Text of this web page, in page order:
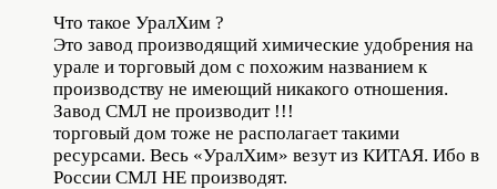
Что такое УралХим ?
Это завод производящий химические удобрения на
урале и торговый дом с похожим названием к
производству не имеющий никакого отношения.
Завод СМЛ не производит !!!
торговый дом тоже не располагает такими
ресурсами. Весь «УралХим» везут из КИТАЯ. Ибо в
России СМЛ НЕ производят.